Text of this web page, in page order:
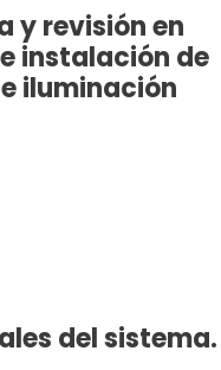
y revisión en
instalación de
iluminación
del sistema.